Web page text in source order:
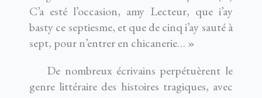
C’a esté l’occasion, amy Lecteur, que i’ay
basty ce septiesme, et que de cinq i’ay sauté à
sept, pour n’entrer en chicanerie… »
De nombreux écrivains perpétuèrent le
genre littéraire des histoires tragiques, avec